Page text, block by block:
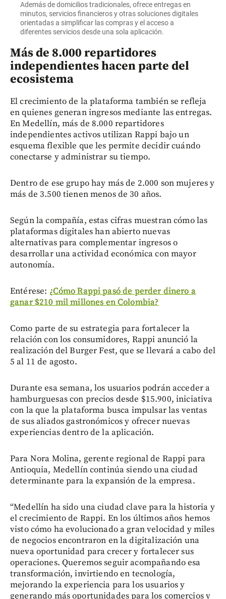
Además de domicilios tradicionales, ofrece entregas en
minutos, servicios financieros y otras soluciones digitales
orientadas a simplificar las compras y el acceso a
diferentes servicios desde una sola aplicación.
Más de 8.000 repartidores
independientes hacen parte del
ecosistema
El crecimiento de la plataforma también se refleja
en quienes generan ingresos mediante las entregas.
En Medellín, más de 8.000 repartidores
independientes activos utilizan Rappi bajo un
esquema flexible que les permite decidir cuándo
conectarse y administrar su tiempo.
Dentro de ese grupo hay más de 2.000 son mujeres y
más de 3.500 tienen menos de 30 años.
Según la compañía, estas cifras muestran cómo las
plataformas digitales han abierto nuevas
alternativas para complementar ingresos o
desarrollar una actividad económica con mayor
autonomía.
Entérese: ¿Cómo Rappi pasó de perder dinero a
ganar $210 mil millones en Colombia?
Como parte de su estrategia para fortalecer la
relación con los consumidores, Rappi anunció la
realización del Burger Fest, que se llevará a cabo del
5 al 11 de agosto.
Durante esa semana, los usuarios podrán acceder a
hamburguesas con precios desde $15.900, iniciativa
con la que la plataforma busca impulsar las ventas
de sus aliados gastronómicos y ofrecer nuevas
experiencias dentro de la aplicación.
Para Nora Molina, gerente regional de Rappi para
Antioquia, Medellín continúa siendo una ciudad
determinante para la expansión de la empresa.
“Medellín ha sido una ciudad clave para la historia y
el crecimiento de Rappi. En los últimos años hemos
visto cómo ha evolucionado a gran velocidad y miles
de negocios encontraron en la digitalización una
nueva oportunidad para crecer y fortalecer sus
operaciones. Queremos seguir acompañando esa
transformación, invirtiendo en tecnología,
mejorando la experiencia para los usuarios y
generando más oportunidades para los comercios y